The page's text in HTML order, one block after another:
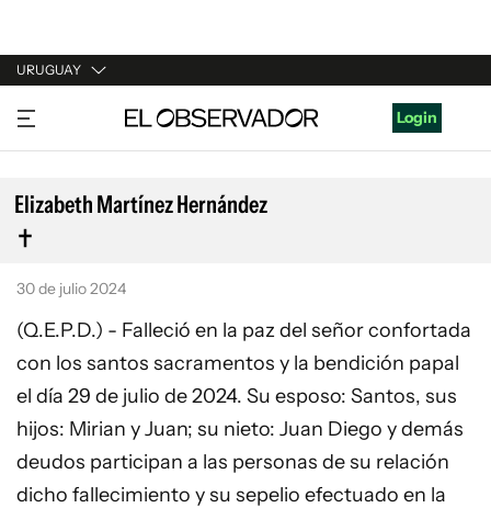
URUGUAY
URUGUAY
ARGENTINA
ESPAÑA
ESTADOS UNIDOS
Login
Elizabeth Martínez Hernández
30 de julio 2024
(Q.E.P.D.) - Falleció en la paz del señor confortada
con los santos sacramentos y la bendición papal
el día 29 de julio de 2024. Su esposo: Santos, sus
hijos: Mirian y Juan; su nieto: Juan Diego y demás
deudos participan a las personas de su relación
dicho fallecimiento y su sepelio efectuado en la